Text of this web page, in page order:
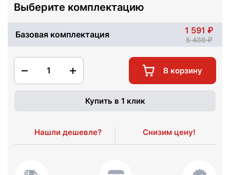
Выберите комплектацию
Базовая комплектация 1 591
5 486
1 В корзину
Купить в 1 клик
Нашли дешевле? Снизим цену!